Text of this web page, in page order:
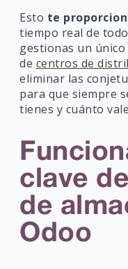
Esto te
tiempo real de
gestionas un
de centros de
eliminar las
para que siempre
tienes y cuánto
clave
de
Odoo